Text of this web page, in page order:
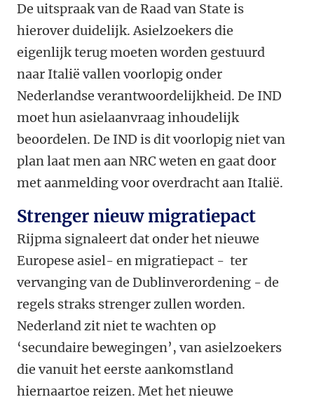
De uitspraak van de Raad van State is
hierover duidelijk. Asielzoekers die
eigenlijk terug moeten worden gestuurd
naar Italië vallen voorlopig onder
Nederlandse verantwoordelijkheid. De IND
moet hun asielaanvraag inhoudelijk
beoordelen. De IND is dit voorlopig niet van
plan laat men aan NRC weten en gaat door
met aanmelding voor overdracht aan Italië.
Strenger nieuw migratiepact
Rijpma signaleert dat onder het nieuwe
Europese asiel- en migratiepact - ter
vervanging van de Dublinverordening - de
regels straks strenger zullen worden.
Nederland zit niet te wachten op
‘secundaire bewegingen’, van asielzoekers
die vanuit het eerste aankomstland
hiernaartoe reizen. Met het nieuwe